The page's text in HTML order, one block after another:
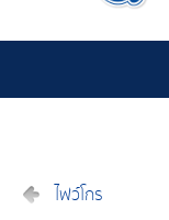
ไฟว์โกร